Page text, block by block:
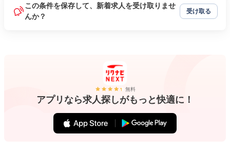
この条件を保存して、新着求人を受け取りませ
んか？
受け取る
無料
アプリなら求人探しがもっと快適に！